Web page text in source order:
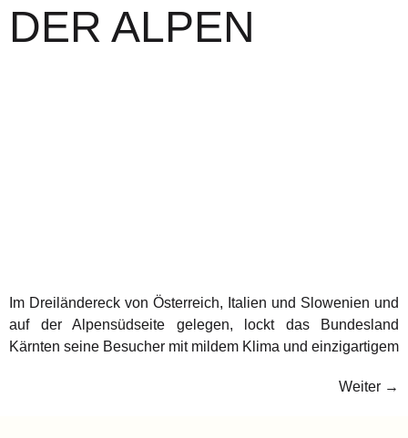
DER ALPEN
Im Dreiländereck von Österreich, Italien und Slowenien und
auf der Alpensüdseite gelegen, lockt das Bundesland
Kärnten seine Besucher mit mildem Klima und einzigartigem
Weiter →